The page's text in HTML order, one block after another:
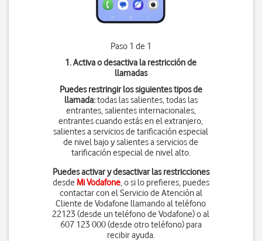
Paso 1 de 1
1. Activa o desactiva la restricción de
llamadas
Puedes restringir los siguientes tipos de
llamada:todas las salientes, todas las
entrantes, salientes internacionales,
entrantes cuando estás en el extranjero,
salientes a servicios de tarificación especial
de nivel bajo y salientes a servicios de
tarificación especial de nivel alto.
Puedes activar y desactivar las restricciones
desde Mi Vodafone, o si lo prefieres, puedes
contactar con el Servicio de Atención al
Cliente de Vodafone llamando al teléfono
22123 (desde un teléfono de Vodafone) o al
607 123 000 (desde otro teléfono) para
recibir ayuda.